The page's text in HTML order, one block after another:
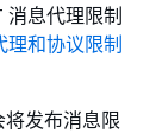
消息代理限制
理和协议限制
发布消息限